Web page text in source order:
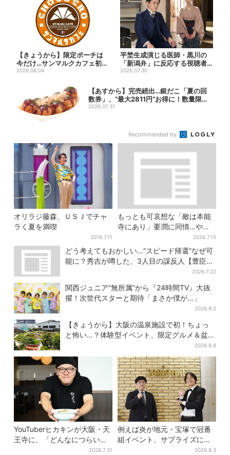
【きょうから】限定ポーチは
今だけ…サンマルクカフェ初の
「夏福袋」、実質無料でレア...
2026.08.04
平埜生成演じる医師・黒川の
「新潟弁」に反応する視聴者
続出「グッときた」
2026.07.30
【あすから】完売続出…銀だこ「夏の回
数券」、“最大2811円”お得に！数量限定
で
2026.07.31
Recommended by
オリラジ藤森、ＵＳＪでチャ
ラく夏を満喫
2018.7.11
もっとも可哀想な「敵は本能
寺にあり」要潤に同情…やっ
てない“毒殺”、元上司の裏切
り【豊臣兄弟】
2026.7.15
どう考えてもおかしい…“スピード帰還”なぜ可
能に？秀吉が噂した、3人目の謀反人【豊臣兄
2026.7.22
関西ジュニア“無所属”から『24時間TV』大抜
擢！次世代スターと期待「まさか僕が…」
2026.8.2
【きょうから】大阪の温泉施設で初！ちょっ
と怖い…？体験型イベント、限定グルメ＆盆踊
2026.8.8
YouTuberヒカキンが大阪・天
王寺に、「どんなにつらい時
でも…」ラーメン愛＆兄セイ
2026.7.31
例えば炎が地元・宝塚で冠番
組イベント、サプライズに会
場騒然「まさか本人が出てく
2026.8.3